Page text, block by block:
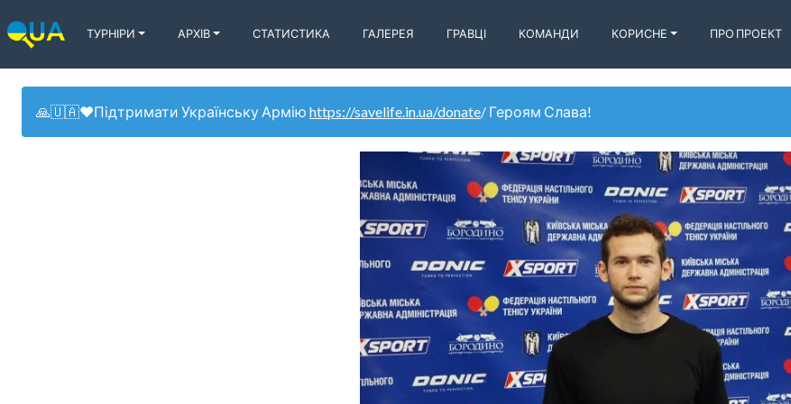
ТУРНІРИ АРХІВ СТАТИСТИКА ГАЛЕРЕЯ ГРАВЦІ КОМАНДИ КОРИСНЕ ПРО ПРОЕКТ
🙏🇺🇦❤️Підтримати Українську Армію https://savelife.in.ua/donate/ Героям Слава!